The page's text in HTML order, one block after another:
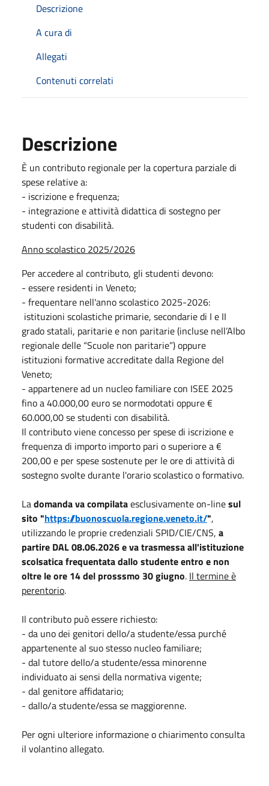
Descrizione
A cura di
Allegati
Contenuti correlati
Descrizione
È un contributo regionale per la copertura parziale di
spese relative a:
- iscrizione e frequenza;
- integrazione e attività didattica di sostegno per
studenti con disabilità.
Anno scolastico 2025/2026
Per accedere al contributo, gli studenti devono:
- essere residenti in Veneto;
- frequentare nell'anno scolastico 2025-2026:
istituzioni scolastiche primarie, secondarie di I e II
grado statali, paritarie e non paritarie (incluse nell’Albo
regionale delle “Scuole non paritarie”) oppure
istituzioni formative accreditate dalla Regione del
Veneto;
- appartenere ad un nucleo familiare con ISEE 2025
fino a 40.000,00 euro se normodotati oppure €
60.000,00 se studenti con disabilità.
Il contributo viene concesso per spese di iscrizione e
frequenza di importo importo pari o superiore a €
200,00 e per spese sostenute per le ore di attività di
sostegno svolte durante l'orario scolastico o formativo.
Ladomanda va compilataesclusivamente on-linesul
sito "https://buonoscuola.regione.veneto.it/",
utilizzando le proprie credenziali SPID/CIE/CNS, a
partire DAL 08.06.2026e va trasmessa all'istituzione
scolsatica frequentata dallo studente entro e non
oltre le ore 14 del prosssmo 30 giugno. Il termine è
perentorio.
Il contributo può essere richiesto:
- da uno dei genitori dello/a studente/essa purché
appartenente al suo stesso nucleo familiare;
- dal tutore dello/a studente/essa minorenne
individuato ai sensi della normativa vigente;
- dal genitore affidatario;
- dallo/a studente/essa se maggiorenne.
Per ogni ulteriore informazione o chiarimento consulta
il volantino allegato.